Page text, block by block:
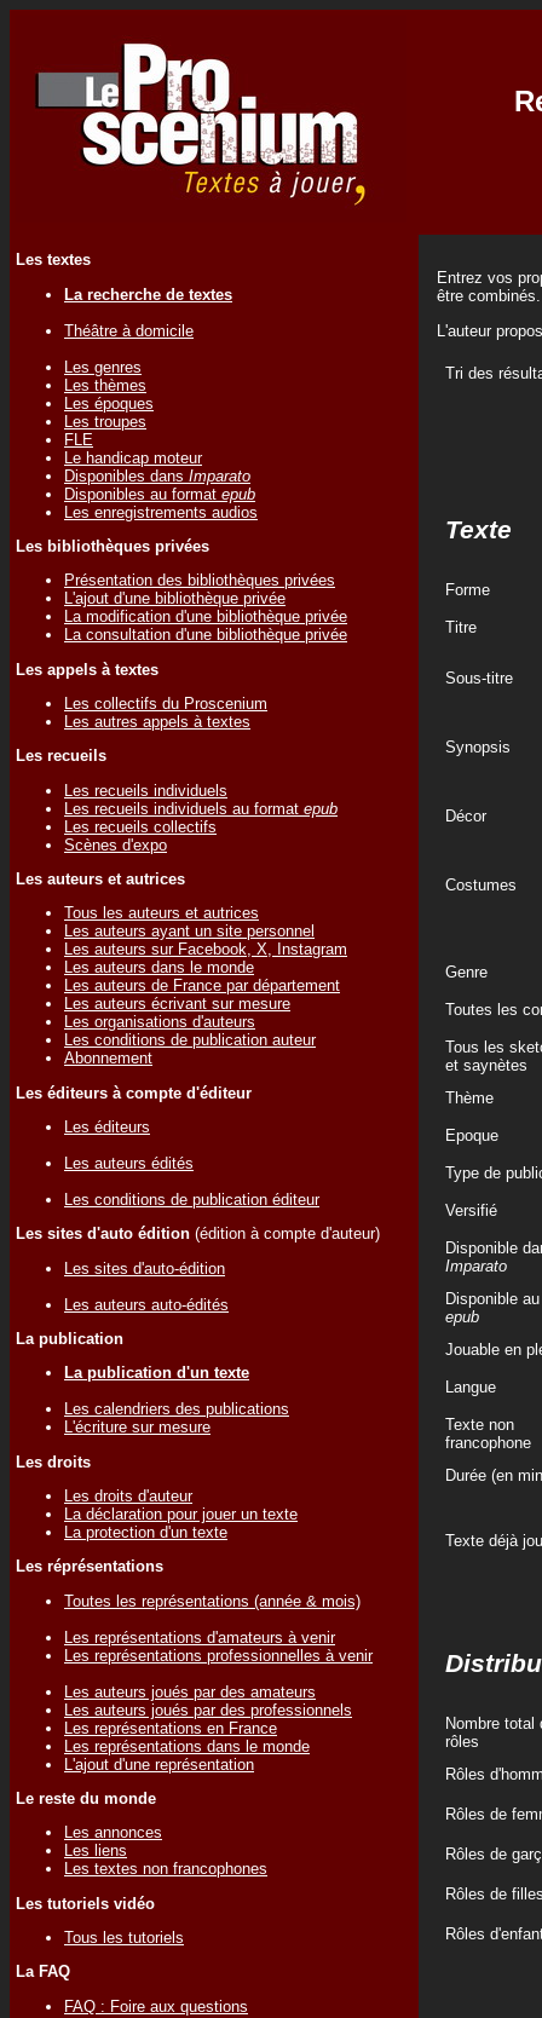
Les textes
La recherche de textes
Théâtre à domicile
Les genres
Les thèmes
Les époques
Les troupes
FLE
Le handicap moteur
Disponibles dans Imparato
Disponibles au format epub
Les enregistrements audios
Les bibliothèques privées
Présentation des bibliothèques privées
L'ajout d'une bibliothèque privée
La modification d'une bibliothèque privée
La consultation d'une bibliothèque privée
Les appels à textes
Les collectifs du Proscenium
Les autres appels à textes
Les recueils
Les recueils individuels
Les recueils individuels au format epub
Les recueils collectifs
Scènes d'expo
Les auteurs et autrices
Tous les auteurs et autrices
Les auteurs ayant un site personnel
Les auteurs sur Facebook, X, Instagram
Les auteurs dans le monde
Les auteurs de France par département
Les auteurs écrivant sur mesure
Les organisations d'auteurs
Les conditions de publication auteur
Abonnement
Les éditeurs à compte d'éditeur
Les éditeurs
Les auteurs édités
Les conditions de publication éditeur
Les sites d'auto édition (édition à compte d'auteur)
Les sites d'auto-édition
Les auteurs auto-édités
La publication
La publication d'un texte
Les calendriers des publications
L'écriture sur mesure
Les droits
Les droits d'auteur
La déclaration pour jouer un texte
La protection d'un texte
Les réprésentations
Toutes les représentations (année & mois)
Les représentations d'amateurs à venir
Les représentations professionnelles à venir
Les auteurs joués par des amateurs
Les auteurs joués par des professionnels
Les représentations en France
Les représentations dans le monde
L'ajout d'une représentation
Le reste du monde
Les annonces
Les liens
Les textes non francophones
Les tutoriels vidéo
Tous les tutoriels
La FAQ
FAQ : Foire aux questions
Entrez vos
être combinés.
L'auteur
Tri des
Texte
Forme
Titre
Sous-titre
Synopsis
Décor
Costumes
Genre
Toutes les
Tous les
et saynètes
Thème
Epoque
Type de
Versifié
Disponible
Imparato
Disponible
epub
Jouable en
Langue
Texte non
francophone
Durée (en
Texte déjà
Nombre total
rôles
Rôles
Rôles de
Rôles de
Rôles de
Rôles